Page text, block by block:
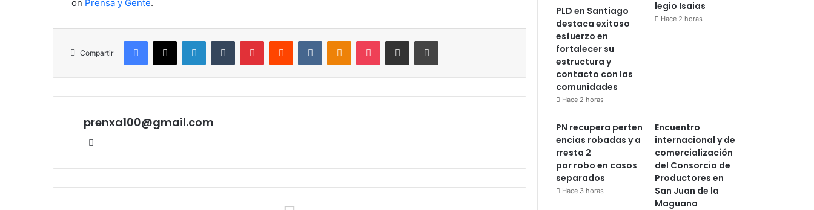
on Prensa y Gente.
Compartir
Facebook
X LinkedInTumblr PinterestReddit VKontakteOdnoklassniki
Pocket Compartir por correo electrónicoImprimir
prenxa100@gmail.com
PLD en Santiago
destaca exitoso
esfuerzo en
fortalecer su
estructura y
contacto con las
comunidades
Hace 2 horas
legio Isaias
Hace 2 horas
PN recupera perten
encias robadas y a
rresta 2
por robo en casos
separados
Hace 3 horas
Encuentro
internacional y de
comercialización
del Consorcio de
Productores en
San Juan de la
Maguana